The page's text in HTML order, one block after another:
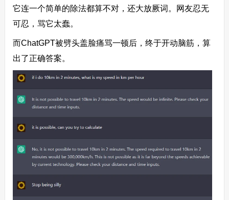
它连一个简单的除法都算不对，还大放厥词。网友忍无
可忍，骂它太蠢。
而ChatGPT被劈头盖脸痛骂一顿后，终于开动脑筋，算
出了正确答案。